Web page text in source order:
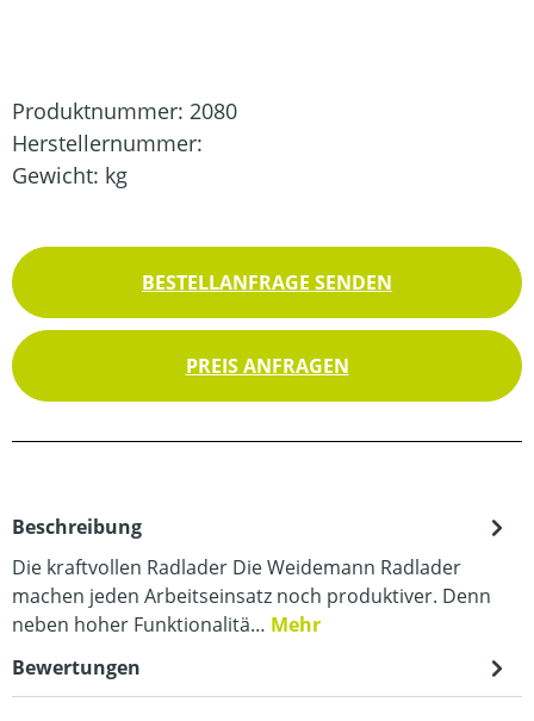
Produktnummer: 2080
Herstellernummer:
Gewicht: kg
BESTELLANFRAGE SENDEN
PREIS ANFRAGEN
Beschreibung
Die kraftvollen Radlader Die Weidemann Radlader
machen jeden Arbeitseinsatz noch produktiver. Denn
neben hoher Funktionalitä… Mehr
Bewertungen